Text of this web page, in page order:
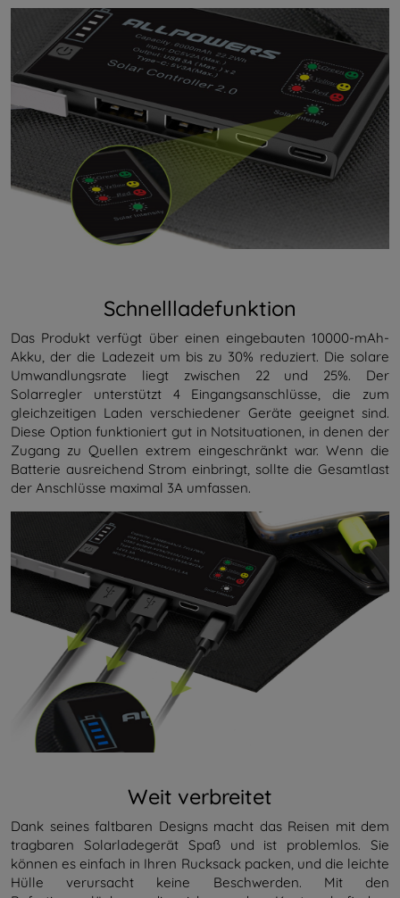
Schnellladefunktion
Das Produkt verfügt über einen eingebauten 10000-mAh-
Akku, der die Ladezeit um bis zu 30% reduziert. Die solare
Umwandlungsrate liegt zwischen 22 und 25%. Der
Solarregler unterstützt 4 Eingangsanschlüsse, die zum
gleichzeitigen Laden verschiedener Geräte geeignet sind.
Diese Option funktioniert gut in Notsituationen, in denen der
Zugang zu Quellen extrem eingeschränkt war. Wenn die
Batterie ausreichend Strom einbringt, sollte die Gesamtlast
der Anschlüsse maximal 3A umfassen.
Weit verbreitet
Dank seines faltbaren Designs macht das Reisen mit dem
tragbaren Solarladegerät Spaß und ist problemlos. Sie
können es einfach in Ihren Rucksack packen, und die leichte
Hülle verursacht keine Beschwerden. Mit den